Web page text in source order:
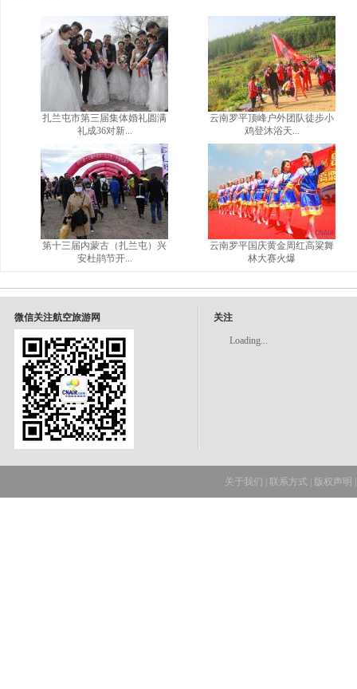
扎兰屯市第三届集体婚礼圆满
礼成36对新...
第十三届内蒙古（扎兰屯）兴
安杜鹃节开...
云南罗平顶峰户外团队徒步小
鸡登沐浴天...
云南罗平国庆黄金周红高粱舞
林大赛火爆
微信关注航空旅游网 关注
Loading...
关于我们 联系方式 版权声明